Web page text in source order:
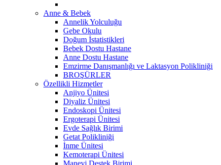
Anne & Bebek
Annelik Yolculuğu
Gebe Okulu
Doğum İstatistikleri
Bebek Dostu Hastane
Anne Dostu Hastane
Emzirme Danışmanlığı ve Laktasyon Polikliniği
BROŞÜRLER
Özellikli Hizmetler
Anjiyo Ünitesi
Diyaliz Ünitesi
Endoskopi Ünitesi
Ergoterapi Ünitesi
Evde Sağlık Birimi
Getat Polikliniği
İnme Ünitesi
Kemoterapi Ünitesi
Manevi Destek Birimi